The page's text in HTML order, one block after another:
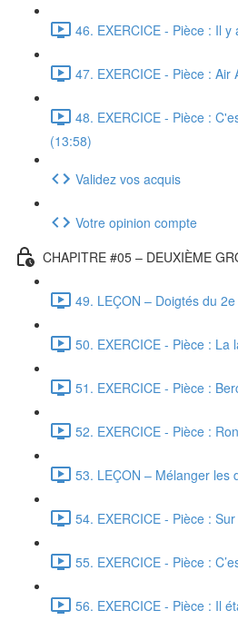
46. EXERCICE - Pièce : Il
47. EXERCICE - Pièce : Air
48. EXERCICE - Pièce :
(13:58)
Validez vos acquis
Votre opinion compte
CHAPITRE #05 – DEUXIÈME
49. LEÇON – Doigtés du
50. EXERCICE - Pièce : La
51. EXERCICE - Pièce :
52. EXERCICE - Pièce :
53. LEÇON – Mélanger les
54. EXERCICE - Pièce :
55. EXERCICE - Pièce :
56. EXERCICE - Pièce : Il